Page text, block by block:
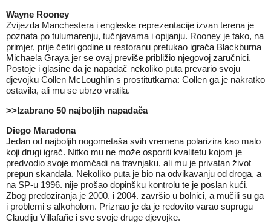
Wayne Rooney
Zvijezda Manchestera i engleske reprezentacije izvan terena je
poznata po tulumarenju, tučnjavama i opijanju. Rooney je tako, na
primjer, prije četiri godine u restoranu pretukao igrača Blackburna
Michaela Graya jer se ovaj previše približio njegovoj zaručnici.
Postoje i glasine da je napadač nekoliko puta prevario svoju
djevojku Collen McLoughlin s prostitutkama: Collen ga je nakratko
ostavila, ali mu se ubrzo vratila.
>>Izabrano 50 najboljih napadača
Diego Maradona
Jedan od najboljih nogometaša svih vremena polarizira kao malo
koji drugi igrač. Nitko mu ne može osporiti kvalitetu kojom je
predvodio svoje momčadi na travnjaku, ali mu je privatan život
prepun skandala. Nekoliko puta je bio na odvikavanju od droga, a
na SP-u 1996. nije prošao dopinšku kontrolu te je poslan kući.
Zbog predoziranja je 2000. i 2004. završio u bolnici, a mučili su ga
i problemi s alkoholom. Priznao je da je redovito varao suprugu
Claudiju Villafañe i sve svoje druge djevojke.